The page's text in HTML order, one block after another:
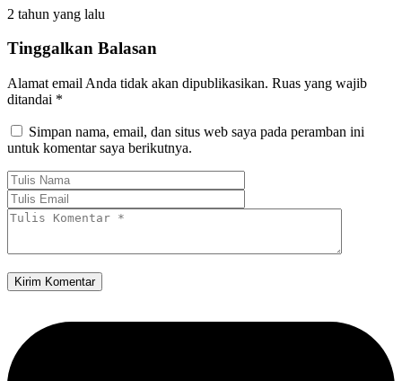
2 tahun yang lalu
Tinggalkan Balasan
Alamat email Anda tidak akan dipublikasikan. Ruas yang wajib
ditandai *
Simpan nama, email, dan situs web saya pada peramban ini
untuk komentar saya berikutnya.